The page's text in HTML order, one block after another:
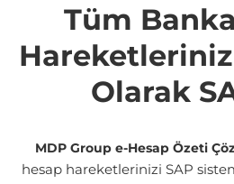
Tüm
Olarak
MDP Group e-Hesap Özeti
hesap hareketlerinizi SAP